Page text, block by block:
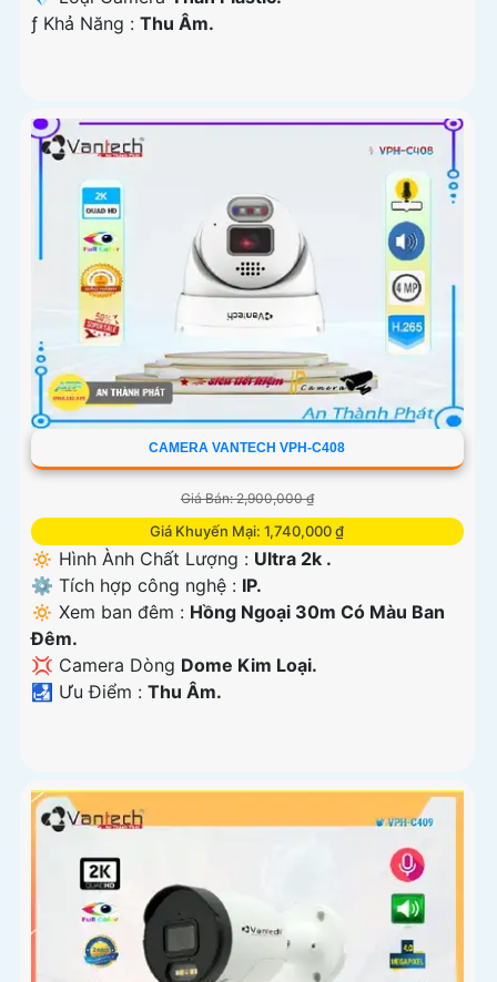
️ƒ Khả Năng : Thu Âm.
CAMERA VANTECH VPH-C408
Giá Bán: 2,900,000 ₫
Giá Khuyến Mại: 1,740,000 ₫
🔅 Hình Ành Chất Lượng : Ultra 2k .
⚙ Tích hợp công nghệ : IP.
🔅 Xem ban đêm : Hồng Ngoại 30m Có Màu Ban
Đêm.
💢 Camera Dòng Dome Kim Loại.
️🛃 Ưu Điểm : Thu Âm.